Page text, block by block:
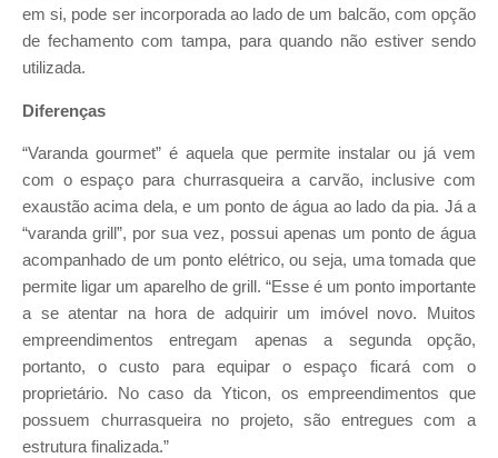
em si, pode ser incorporada ao lado de um balcão, com opção
de fechamento com tampa, para quando não estiver sendo
utilizada.
Diferenças
“Varanda gourmet” é aquela que permite instalar ou já vem
com o espaço para churrasqueira a carvão, inclusive com
exaustão acima dela, e um ponto de água ao lado da pia. Já a
“varanda grill”, por sua vez, possui apenas um ponto de água
acompanhado de um ponto elétrico, ou seja, uma tomada que
permite ligar um aparelho de grill. “Esse é um ponto importante
a se atentar na hora de adquirir um imóvel novo. Muitos
empreendimentos entregam apenas a segunda opção,
portanto, o custo para equipar o espaço ficará com o
proprietário. No caso da Yticon, os empreendimentos que
possuem churrasqueira no projeto, são entregues com a
estrutura finalizada.”